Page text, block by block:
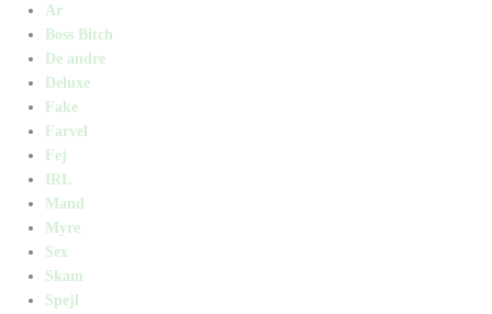
Ar
Boss Bitch
De andre
Deluxe
Fake
Farvel
Fej
IRL
Mand
Myre
Sex
Skam
Spejl